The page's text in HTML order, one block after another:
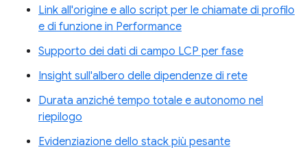
Link all'origine e allo script per le chiamate di profilo
e di funzione in Performance
Supporto dei dati di campo LCP per fase
Insight sull'albero delle dipendenze di rete
Durata anziché tempo totale e autonomo nel
riepilogo
Evidenziazione dello stack più pesante